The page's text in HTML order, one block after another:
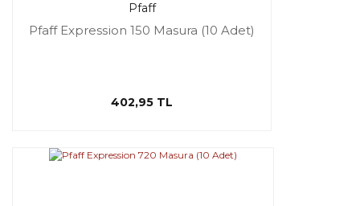
Pfaff
Pfaff Expression 150 Masura (10 Adet)
402,95 TL